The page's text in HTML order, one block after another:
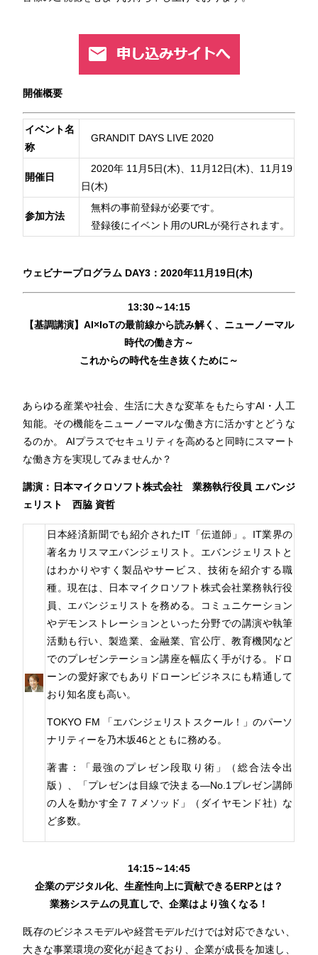
開催概要
イベント名
称
GRANDIT DAYS LIVE 2020
開催日
2020年 11月5日(木)、11月12日(木)、11月19
日(木)
参加方法
無料の事前登録が必要です。
登録後にイベント用のURLが発行されます。
ウェビナープログラム DAY3：2020年11月19日(木)
13:30～14:15
【基調講演】AI×IoTの最前線から読み解く、ニューノーマル
時代の働き方～
これからの時代を生き抜くために～
あらゆる産業や社会、生活に大きな変革をもたらすAI・人工
知能。その機能をニューノーマルな働き方に活かすとどうな
るのか。 AIプラスでセキュリティを高めると同時にスマート
な働き方を実現してみませんか？
講演：日本マイクロソフト株式会社 業務執行役員 エバンジ
ェリスト 西脇 資哲
日本経済新聞でも紹介されたIT「伝道師」。IT業界の
著名カリスマエバンジェリスト。エバンジェリストと
はわかりやすく製品やサービス、技術を紹介する職
種。現在は、日本マイクロソフト株式会社業務執行役
員、エバンジェリストを務める。コミュニケーション
やデモンストレーションといった分野での講演や執筆
活動も行い、製造業、金融業、官公庁、教育機関など
でのプレゼンテーション講座を幅広く手がける。ドロ
ーンの愛好家でもありドローンビジネスにも精通して
おり知名度も高い。
TOKYO FM 「エバンジェリストスクール！」のパーソ
ナリティーを乃木坂46とともに務める。
著書：「最強のプレゼン段取り術」（総合法令出
版）、「プレゼンは目線で決まる―No.1プレゼン講師
の人を動かす全７７メソッド」（ダイヤモンド社）な
ど多数。
14:15～14:45
企業のデジタル化、生産性向上に貢献できるERPとは？
業務システムの見直しで、企業はより強くなる！
既存のビジネスモデルや経営モデルだけでは対応できない、
大きな事業環境の変化が起きており、企業が成長を加速し、